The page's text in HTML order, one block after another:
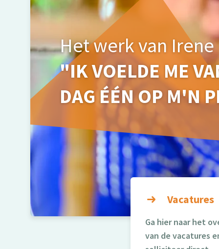
Het werk van Irene
"IK VOELDE ME
DAG ÉÉN OP M'N
Vacatures
Ga hier naar het
van de vacatures